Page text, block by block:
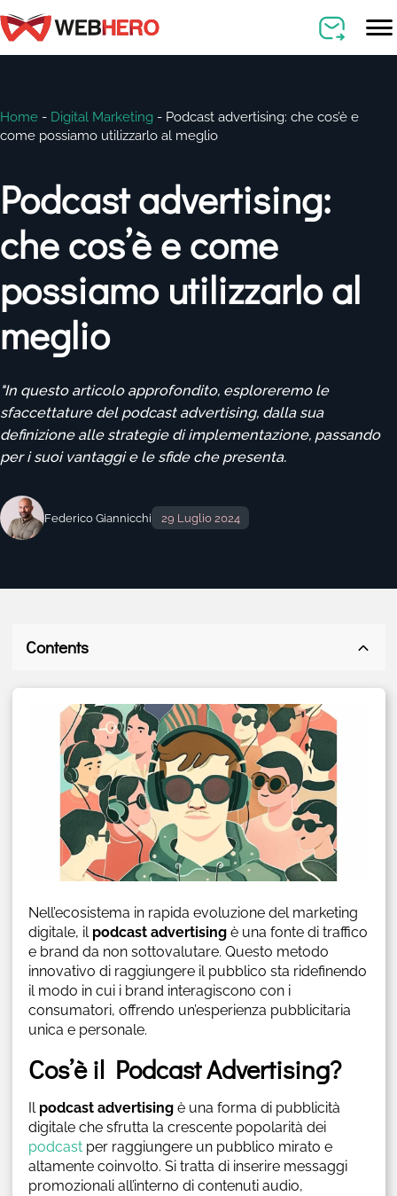
Home - Digital Marketing - Podcast advertising: che cos’è e
come possiamo utilizzarlo al meglio
Podcast advertising:
che cos’è e come
possiamo utilizzarlo al
meglio
"In questo articolo approfondito, esploreremo le
sfaccettature del podcast advertising, dalla sua
definizione alle strategie di implementazione, passando
per i suoi vantaggi e le sfide che presenta.
Federico Giannicchi 29 Luglio 2024
Contents
Nell’ecosistema in rapida evoluzione del marketing
digitale, il podcast advertisingè una fonte di traffico
e brand da non sottovalutare. Questo metodo
innovativo di raggiungere il pubblico sta ridefinendo
il modo in cui i brand interagiscono con i
consumatori, offrendo un’esperienza pubblicitaria
unica e personale.
Cos’è il Podcast Advertising?
Il podcast advertisingè una forma di pubblicità
digitale che sfrutta la crescente popolarità dei
podcastper raggiungere un pubblico mirato e
altamente coinvolto. Si tratta di inserire messaggi
promozionali all’interno di contenuti audio,